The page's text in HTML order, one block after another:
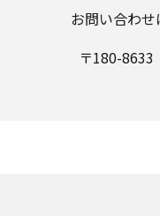
お問い合わ
〒180-